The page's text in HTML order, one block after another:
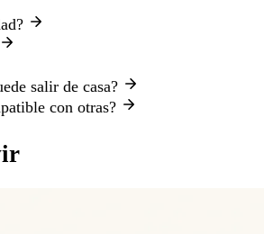
salir de casa?
con otras?